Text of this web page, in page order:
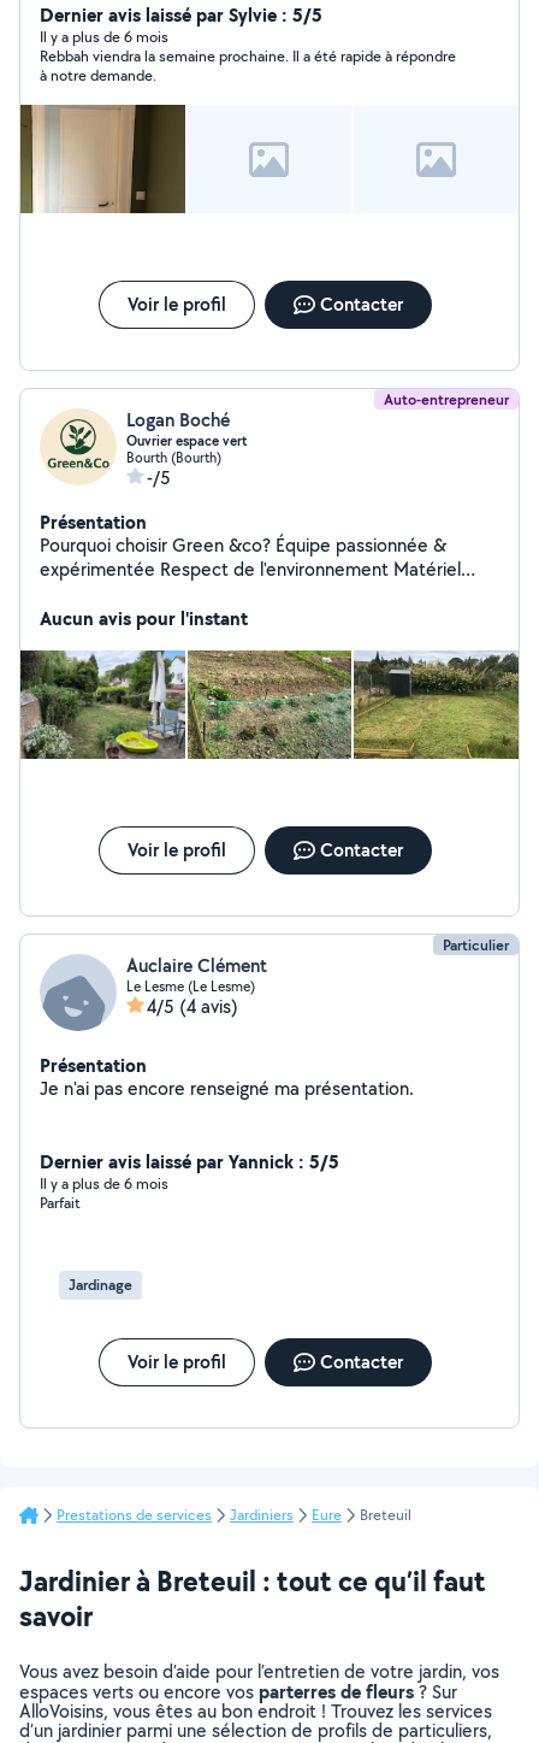
Dernier avis laissé par Sylvie : 5/5
Il y a plus de 6 mois
Rebbah viendra la semaine prochaine. Il a été rapide à répondre
à notre demande.
Voir le profil Contacter
Auto-entrepreneur
Logan Boché
Ouvrier espace vert
Bourth (Bourth)
-/5
Présentation
Pourquoi choisir Green &co? Équipe passionnée &
expérimentée Respect de l'environnement Matériel
allié pour un jardin toujours impeccable.
Aucun avis pour l'instant
Voir le profil Contacter
Particulier
Auclaire Clément
Le Lesme (Le Lesme)
4/5 (4 avis)
Présentation
Je n'ai pas encore renseigné ma présentation.
Dernier avis laissé par Yannick : 5/5
Il y a plus de 6 mois
Parfait
Jardinage
Voir le profil Contacter
Prestations de services Jardiniers Eure Breteuil
Jardinier à Breteuil : tout ce qu’il faut
savoir
Vous avez besoin d’aide pour l’entretien de votre jardin, vos
espaces verts ou encore vosparterres de fleurs? Sur
AlloVoisins, vous êtes au bon endroit ! Trouvez les services
d’un jardinier parmi une sélection de profils de particuliers,